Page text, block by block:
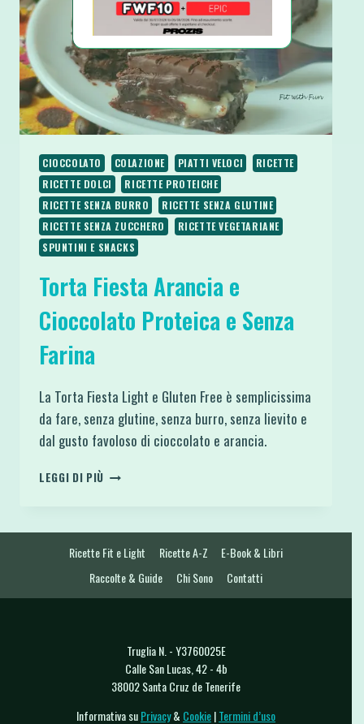
CIOCCOLATO COLAZIONE PIATTI VELOCI
RICETTE
RICETTE DOLCI
RICETTE PROTEICHE
RICETTE SENZA BURRO
RICETTE SENZA GLUTINE
RICETTE SENZA ZUCCHERO
RICETTE VEGETARIANE
SPUNTINI E SNACKS
Torta Fiesta Arancia e
Cioccolato Proteica e Senza
Farina
La Torta Fiesta Light e Gluten Free è semplicissima
da fare, senza glutine, senza burro, senza lievito e
dal gusto favoloso di cioccolato e arancia.
LEGGI DI PIÙ TORTA
PROTEICA
E
Ricette Fit e Light Ricette A-Z
E-Book & Libri
Raccolte & Guide
Chi Sono Contatti
Truglia N. - Y3760025E
Calle San Lucas, 42 - 4b
38002 Santa Cruz de Tenerife
Informativa suPrivacy& Cookie|Termini d’uso